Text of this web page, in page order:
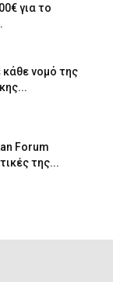
για το
νομό της
Forum
της...